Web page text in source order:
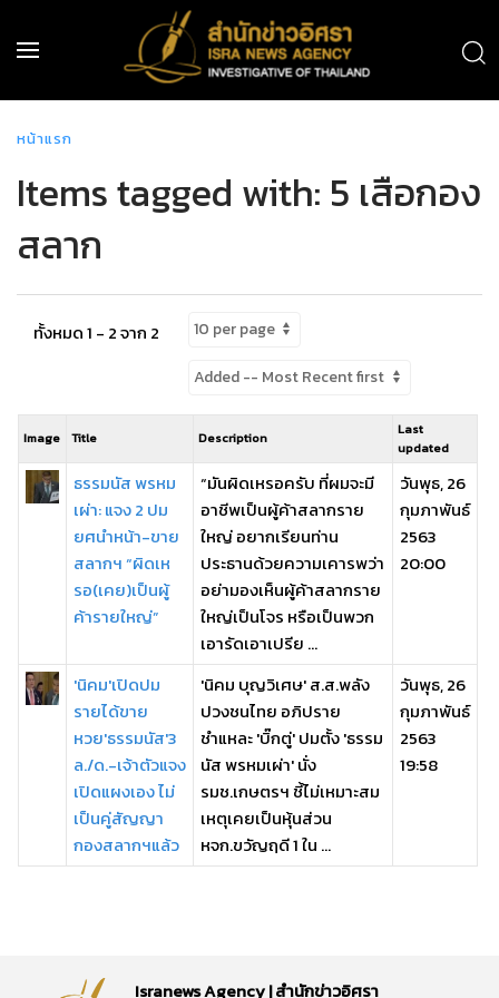
หน้าแรก
Items tagged with: 5 เสือกอง
สลาก
ทั้งหมด 1 - 2 จาก 2
Image Title Description
Last
updated
ธรรมนัส พรหม
เผ่า: แจง 2 ปม
ยศนำหน้า-ขาย
สลากฯ “ผิดเห
รอ(เคย)เป็นผู้
ค้ารายใหญ่”
“มันผิดเหรอครับ ที่ผมจะมี
อาชีพเป็นผู้ค้าสลากราย
ใหญ่ อยากเรียนท่าน
ประธานด้วยความเคารพว่า
อย่ามองเห็นผู้ค้าสลากราย
ใหญ่เป็นโจร หรือเป็นพวก
เอารัดเอาเปรีย ...
วันพุธ, 26
กุมภาพันธ์
2563
20:00
'นิคม'เปิดปม
รายได้ขาย
หวย'ธรรมนัส'3
ล./ด.-เจ้าตัวแจง
เปิดแผงเอง ไม่
เป็นคู่สัญญา
กองสลากฯแล้ว
'นิคม บุญวิเศษ' ส.ส.พลัง
ปวงชนไทย อภิปราย
ชำแหละ 'บิ๊กตู่' ปมตั้ง 'ธรรม
นัส พรหมเผ่า' นั่ง
รมช.เกษตรฯ ชี้ไม่เหมาะสม
เหตุเคยเป็นหุ้นส่วน
หจก.ขวัญฤดี 1 ใน ...
วันพุธ, 26
กุมภาพันธ์
2563
19:58
Isranews Agency | สำนักข่าวอิศรา